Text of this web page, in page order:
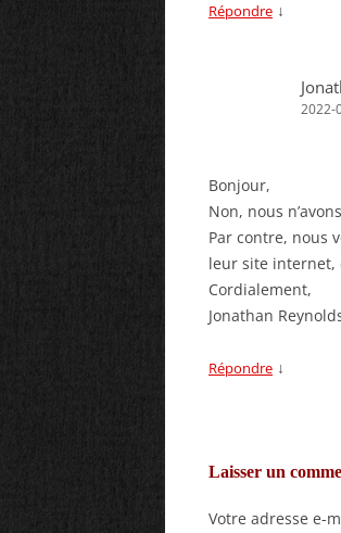
Répondre ↓
2022-
Bonjour,
Non, nous
Par contre, nous
leur site internet,
Cordialement,
Jonathan
Répondre ↓
Laisser un
Votre adresse e-